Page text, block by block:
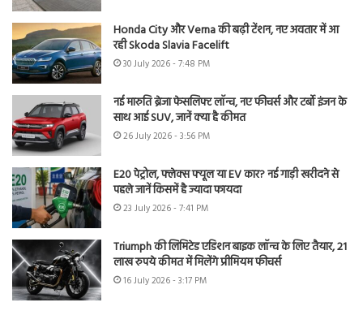
Honda City और Verna की बढ़ी टेंशन, नए अवतार में आ
रही Skoda Slavia Facelift
30 July 2026 - 7:48 PM
नई मारुति ब्रेजा फेसलिफ्ट लॉन्च, नए फीचर्स और टर्बो इंजन के
साथ आई SUV, जानें क्या है कीमत
26 July 2026 - 3:56 PM
E20 पेट्रोल, फ्लेक्स फ्यूल या EV कार? नई गाड़ी खरीदने से
पहले जानें किसमें है ज्यादा फायदा
23 July 2026 - 7:41 PM
Triumph की लिमिटेड एडिशन बाइक लॉन्च के लिए तैयार, 21
लाख रुपये कीमत में मिलेंगे प्रीमियम फीचर्स
16 July 2026 - 3:17 PM